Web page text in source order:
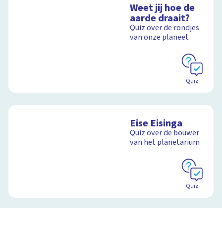
schoolplaat over de
ruimtevaart
Schoolplaat
Weet jij hoe de
aarde draait?
Quiz over de rondjes
van onze planeet
Quiz
Eise Eisinga
Quiz over de bouwer
van het planetarium
Quiz